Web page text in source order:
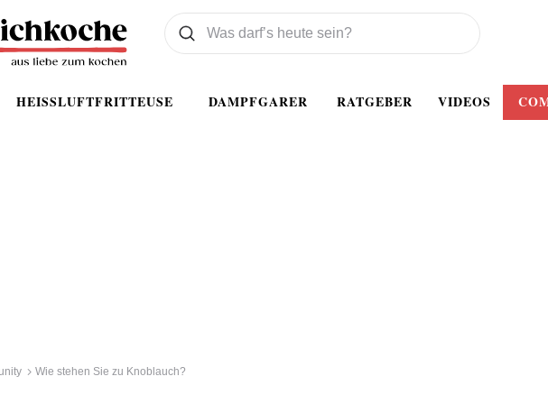
HEISSLUFTFRITTEUSE DAMPFGARER RATGEBER VIDEOS
Was wollen Sie suchen
Suchen
Wie stehen Sie zu Knoblauch?